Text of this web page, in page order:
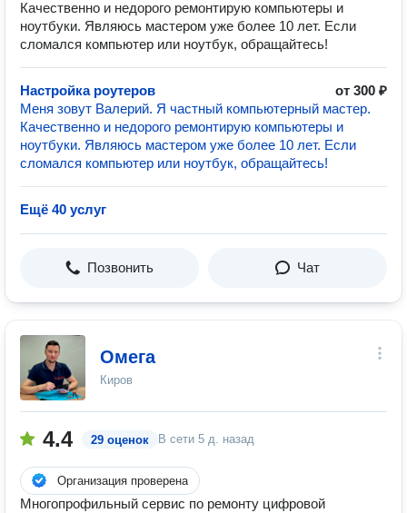
Качественно и недорого ремонтирую компьютеры и
ноутбуки. Являюсь мастером уже более 10 лет. Если
сломался компьютер или ноутбук, обращайтесь!
Настройка роутеров
от 300 ₽
Меня зовут Валерий. Я частный компьютерный мастер.
Качественно и недорого ремонтирую компьютеры и
ноутбуки. Являюсь мастером уже более 10 лет. Если
сломался компьютер или ноутбук, обращайтесь!
Ещё 40 услуг
Позвонить Чат
Омега
Киров
4.4 29 оценок В сети 5 д. назад
Организация проверена
Многопрофильный сервис по ремонту цифровой